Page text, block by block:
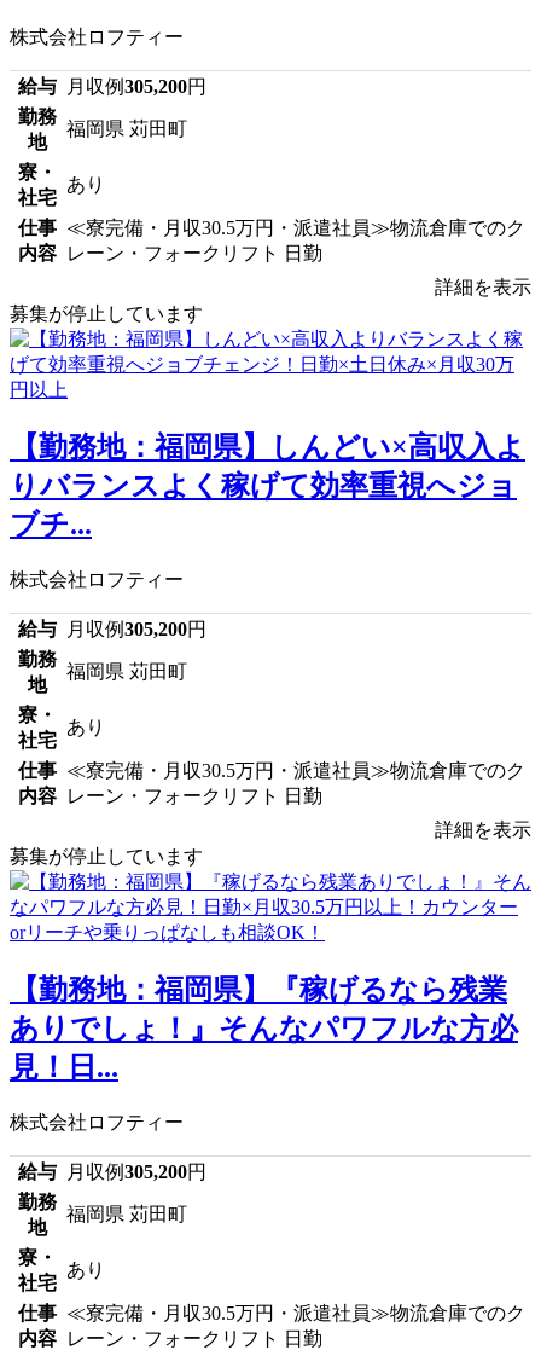
株式会社ロフティー
給与 月収例305,200円
勤務
地
福岡県 苅田町
寮・
社宅
あり
仕事
内容
≪寮完備・月収30.5万円・派遣社員≫物流倉庫でのク
レーン・フォークリフト 日勤
詳細を表示
募集が停止しています
【勤務地：福岡県】しんどい×高収入よ
りバランスよく稼げて効率重視へジョ
ブチ...
株式会社ロフティー
給与 月収例305,200円
勤務
地
福岡県 苅田町
寮・
社宅
あり
仕事
内容
≪寮完備・月収30.5万円・派遣社員≫物流倉庫でのク
レーン・フォークリフト 日勤
詳細を表示
募集が停止しています
【勤務地：福岡県】『稼げるなら残業
ありでしょ！』そんなパワフルな方必
見！日...
株式会社ロフティー
給与 月収例305,200円
勤務
地
福岡県 苅田町
寮・
社宅
あり
仕事
内容
≪寮完備・月収30.5万円・派遣社員≫物流倉庫でのク
レーン・フォークリフト 日勤